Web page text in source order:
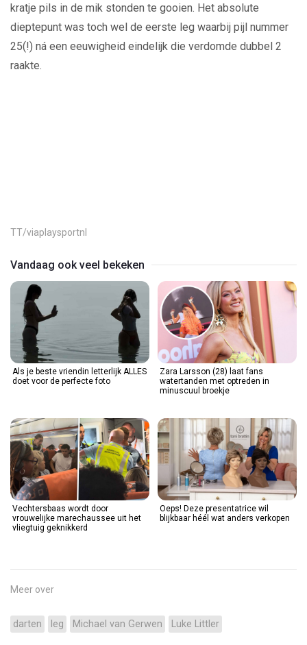
kratje pils in de mik stonden te gooien. Het absolute
dieptepunt was toch wel de eerste leg waarbij pijl nummer
25(!) ná een eeuwigheid eindelijk die verdomde dubbel 2
raakte.
TT/viaplaysportnl
Vandaag ook veel bekeken
Als je beste vriendin letterlijk ALLES
doet voor de perfecte foto
Zara Larsson (28) laat fans
watertanden met optreden in
minuscuul broekje
Vechtersbaas wordt door
vrouwelijke marechaussee uit het
vliegtuig geknikkerd
Oeps! Deze presentatrice wil
blijkbaar héél wat anders verkopen
Meer over
darten leg Michael van Gerwen Luke Littler